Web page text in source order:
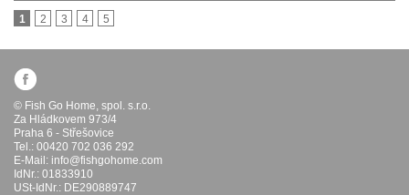
1 2 3 4 5
© Fish Go Home, spol. s.r.o.
Za Hládkovem 973/4
Praha 6 - Střešovice
Tel.: 00420 702 036 292
E-Mail: info@fishgohome.com
IdNr.: 01833910
USt-IdNr.: DE290889747